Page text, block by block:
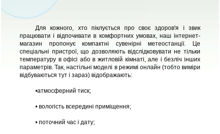
Для кожного, хто піклується про своє здоров'я і звик
працювати і відпочивати в комфортних умовах, наш інтернет-
магазин пропонує компактні сувенірні метеостанції. Це
спеціальні пристрої, що дозволяють відслідковувати не тільки
температуру в офісі або в житловій кімнаті, але і безліч інших
параметрів. Так, настільні моделі в режимі онлайн (тобто виміри
відбуваються тут і зараз) відображають:
•атмосферний тиск;
• вологість всередині приміщення;
• поточний час і дату;